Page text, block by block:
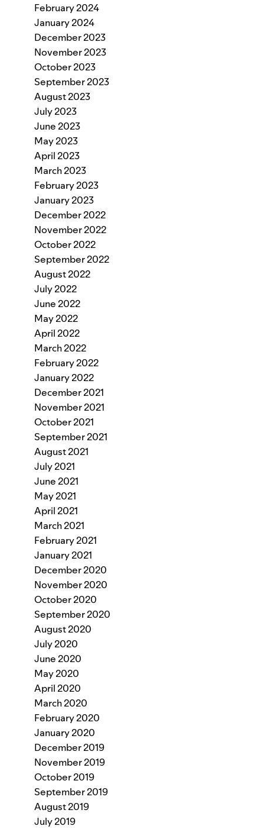
February 2024
January 2024
December 2023
November 2023
October 2023
September 2023
August 2023
July 2023
June 2023
May 2023
April 2023
March 2023
February 2023
January 2023
December 2022
November 2022
October 2022
September 2022
August 2022
July 2022
June 2022
May 2022
April 2022
March 2022
February 2022
January 2022
December 2021
November 2021
October 2021
September 2021
August 2021
July 2021
June 2021
May 2021
April 2021
March 2021
February 2021
January 2021
December 2020
November 2020
October 2020
September 2020
August 2020
July 2020
June 2020
May 2020
April 2020
March 2020
February 2020
January 2020
December 2019
November 2019
October 2019
September 2019
August 2019
July 2019